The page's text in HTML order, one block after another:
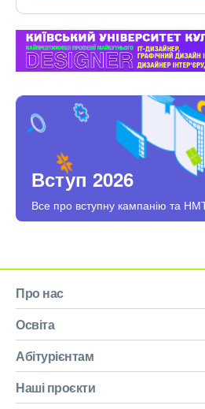
Вступ 2026
Все про вступну кампанію та
Про нас
Освіта
Абітурієнтам
Наші проєкти